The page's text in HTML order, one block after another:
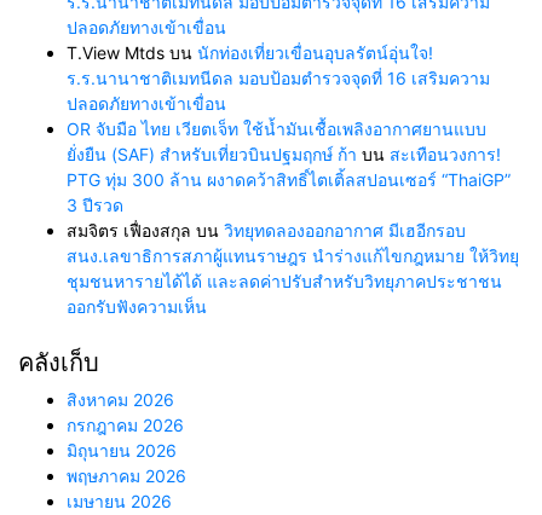
ปลอดภัยทางเข้าเขื่อน
T.View Mtds บน นักท่องเที่ยวเขื่อนอุบลรัตน์อุ่นใจ!
ร.ร.นานาชาติเมทนีดล มอบป้อมตำรวจจุดที่ 16 เสริมความ
ปลอดภัยทางเข้าเขื่อน
OR จับมือ ไทย เวียตเจ็ท ใช้น้ำมันเชื้อเพลิงอากาศยานแบบ
ยั่งยืน (SAF) สำหรับเที่ยวบินปฐมฤกษ์ ก้า บน สะเทือนวงการ!
PTG ทุ่ม 300 ล้าน ผงาดคว้าสิทธิ์ไตเติ้ลสปอนเซอร์ “ThaiGP”
3 ปีรวด
สมจิตร เฟื่องสกุล บน วิทยุทดลองออกอากาศ มีเฮอีกรอบ
สนง.เลขาธิการสภาผู้แทนราษฎร นำร่างแก้ไขกฎหมาย ให้วิทยุ
ชุมชนหารายได้ได้ และลดค่าปรับสำหรับวิทยุภาคประชาชน
ออกรับฟังความเห็น
คลังเก็บ
สิงหาคม 2026
กรกฎาคม 2026
มิถุนายน 2026
พฤษภาคม 2026
เมษายน 2026